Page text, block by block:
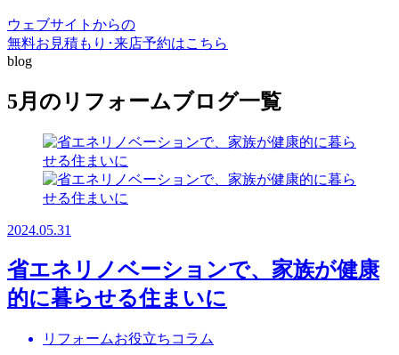
ウェブサイトからの
無料お見積もり･来店予約はこちら
blog
5月のリフォームブログ一覧
2024.05.31
省エネリノベーションで、家族が健康
的に暮らせる住まいに
リフォームお役立ちコラム